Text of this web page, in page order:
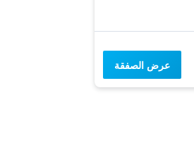
عرض الصفقة